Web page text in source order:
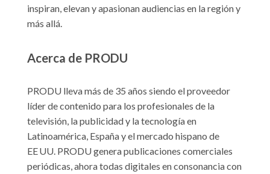
inspiran, elevan y apasionan audiencias en la región y
más allá.
Acerca de PRODU
PRODU lleva más de 35 años siendo el proveedor
líder de contenido para los profesionales de la
televisión, la publicidad y la tecnología en
Latinoamérica, España y el mercado hispano de
EE UU. PRODU genera publicaciones comerciales
periódicas, ahora todas digitales en consonancia con